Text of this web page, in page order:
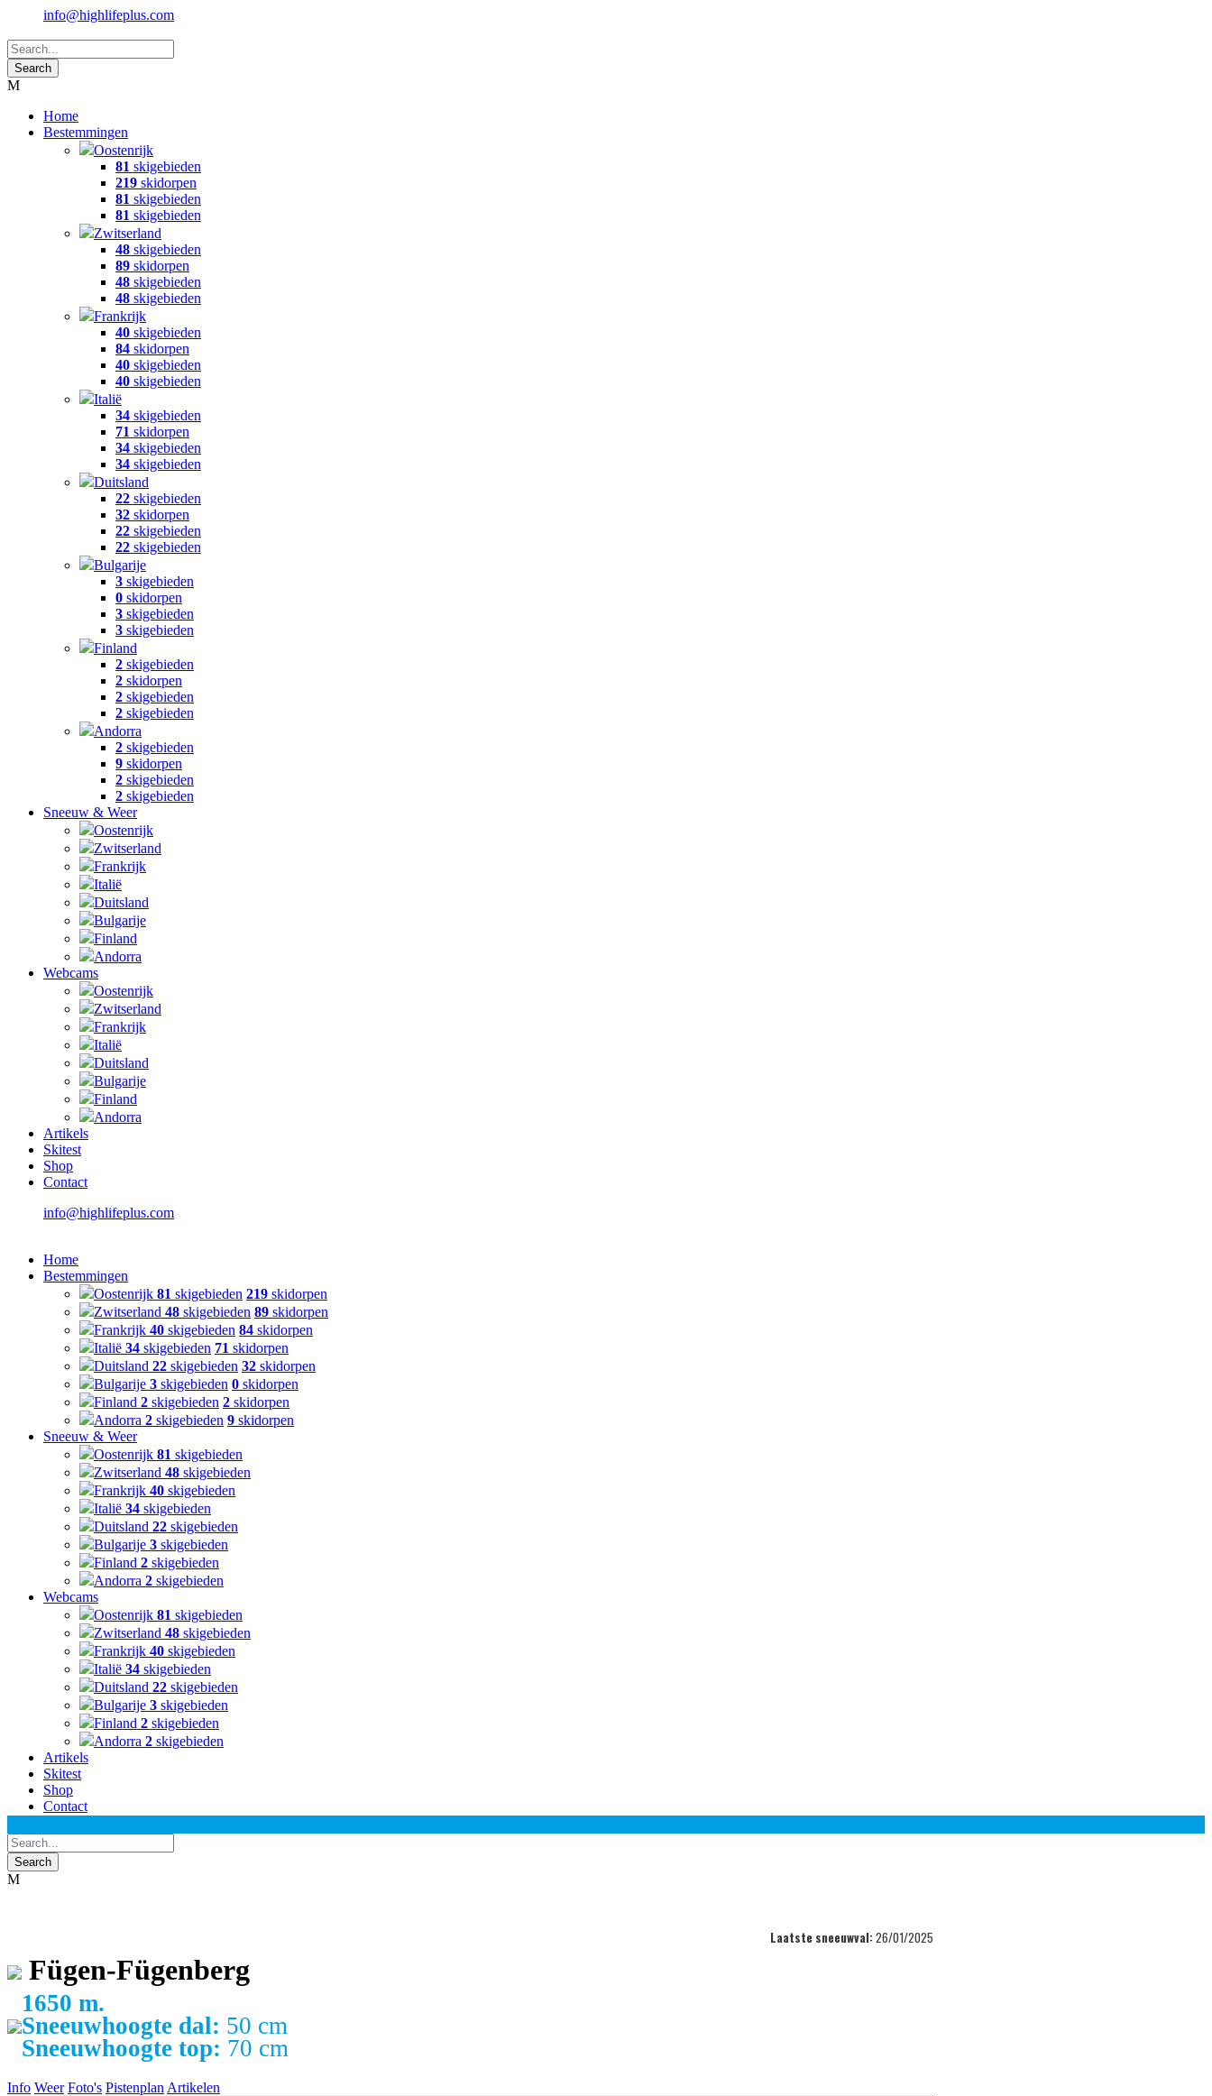
info@highlifeplus.com
Home
Bestemmingen
Oostenrijk
81 skigebieden
219 skidorpen
81 skigebieden
81 skigebieden
Zwitserland
48 skigebieden
89 skidorpen
48 skigebieden
48 skigebieden
Frankrijk
40 skigebieden
84 skidorpen
40 skigebieden
40 skigebieden
Italië
34 skigebieden
71 skidorpen
34 skigebieden
34 skigebieden
Duitsland
22 skigebieden
32 skidorpen
22 skigebieden
22 skigebieden
Bulgarije
3 skigebieden
0 skidorpen
3 skigebieden
3 skigebieden
Finland
2 skigebieden
2 skidorpen
2 skigebieden
2 skigebieden
Andorra
2 skigebieden
9 skidorpen
2 skigebieden
2 skigebieden
Sneeuw & Weer
Oostenrijk
Zwitserland
Frankrijk
Italië
Duitsland
Bulgarije
Finland
Andorra
Webcams
Oostenrijk
Zwitserland
Frankrijk
Italië
Duitsland
Bulgarije
Finland
Andorra
Artikels
Skitest
Shop
Contact
info@highlifeplus.com
Home
Bestemmingen
Oostenrijk 81 skigebieden 219 skidorpen
Zwitserland 48 skigebieden 89 skidorpen
Frankrijk 40 skigebieden 84 skidorpen
Italië 34 skigebieden 71 skidorpen
Duitsland 22 skigebieden 32 skidorpen
Bulgarije 3 skigebieden 0 skidorpen
Finland 2 skigebieden 2 skidorpen
Andorra 2 skigebieden 9 skidorpen
Sneeuw & Weer
Oostenrijk 81 skigebieden
Zwitserland 48 skigebieden
Frankrijk 40 skigebieden
Italië 34 skigebieden
Duitsland 22 skigebieden
Bulgarije 3 skigebieden
Finland 2 skigebieden
Andorra 2 skigebieden
Webcams
Oostenrijk 81 skigebieden
Zwitserland 48 skigebieden
Frankrijk 40 skigebieden
Italië 34 skigebieden
Duitsland 22 skigebieden
Bulgarije 3 skigebieden
Finland 2 skigebieden
Andorra 2 skigebieden
Artikels
Skitest
Shop
Contact
Fügen-Fügenberg
1650 m.
Sneeuwhoogte dal: 50 cm
Sneeuwhoogte top: 70 cm
Laatste sneeuwval:26/01/2025
Info Weer Foto's Pistenplan Artikelen